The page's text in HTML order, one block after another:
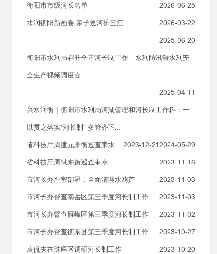
2026-06-25
衡阳市市级河长名单
2026-03-22
水润衡阳新画卷 亲子巡河护三江
2025-06-20
衡阳市水利局召开全市河长制工作、水利防汛暨水利安
全生产视频调度会
2025-04-11
兴水润衡｜衡阳市水利局河湖管理和河长制工作科：一
以贯之落实"河长制" 多管齐下...
2024-05-29
省科技厅周建元来衡巡查耒水
2023-12-21
省科技厅周斌来衡巡查耒水
2023-11-16
市河长办严密部署，全面清理水葫芦
2023-11-03
市河长办督查南岳区第三季度河长制工作
2023-11-03
市河长办督查雁峰区第三季度河长制工作
2023-11-02
市河长办督查衡东县第三季度河长制工作
2023-10-27
袁侃夫在珠晖区调研河长制工作
2023-10-20